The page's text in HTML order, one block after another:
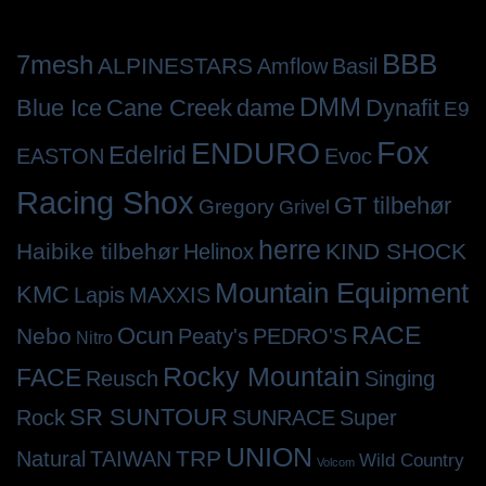
7mesh ALPINESTARS Amflow Basil BBB
Blue Ice Cane Creek dame DMM Dynafit E9
EASTON Edelrid ENDURO Evoc Fox
Racing Shox Gregory Grivel GT tilbehør
Haibike tilbehør Helinox herre KIND SHOCK
KMC Lapis MAXXIS Mountain Equipment
Nebo Nitro Ocun Peaty's PEDRO'S RACE
FACE Reusch Rocky Mountain Singing
Rock SR SUNTOUR SUNRACE Super
Natural TAIWAN TRP UNION Volcom Wild Country